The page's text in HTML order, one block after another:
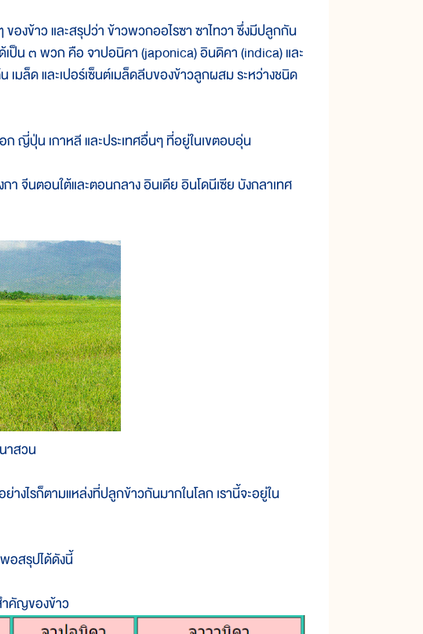
าว และสรุปว่า ข้าวพวกออไรซา ซาไทวา ซึ่งมีปลูกกัน
ป็น ๓ พวก คือ จาปอนิคา (japonica) อินดิคา (indica) และ
มล็ด และเปอร์เซ็นต์เมล็ดลีบของข้าวลูกผสม ระหว่างชนิด
ญี่ปุ่น เกาหลี และประเทศอื่นๆ ที่อยู่ในเขตอบอุ่น
า จีนตอนใต้และตอนกลาง อินเดีย อินโดนีเซีย บังกลาเทศ
าสวน
ไรก็ตามแหล่งที่ปลูกข้าวกันมากในโลก เรานี้จะอยู่ใน
อสรุปได้ดังนี้
ลักษณะที่สำคัญของข้าว